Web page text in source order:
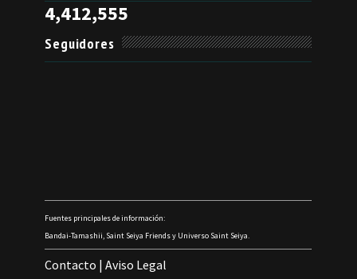
4,412,555
Seguidores
Fuentes principales de información:
Bandai-Tamashii, Saint Seiya Friends y Universo Saint Seiya.
Contacto |Aviso Legal